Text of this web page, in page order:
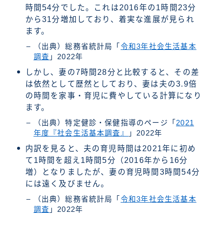
時間54分でした。これは2016年の1時間23分
から31分増加しており、着実な進展が見られ
ます。
（出典）総務省統計局「 令和3年社会生活基本
調査 」2022年
しかし、妻の7時間28分と比較すると、その差
は依然として歴然としており、妻は夫の3.9倍
の時間を家事・育児に費やしている計算になり
ます。
（出典）特定健診・保健指導のページ「 2021
年度『社会生活基本調査』
」2022年
内訳を見ると、夫の育児時間は2021年に初め
て1時間を超え1時間5分（2016年から16分
増）となりましたが、妻の育児時間3時間54分
には遠く及びません。
（出典）総務省統計局「 令和3年社会生活基本
調査 」2022年